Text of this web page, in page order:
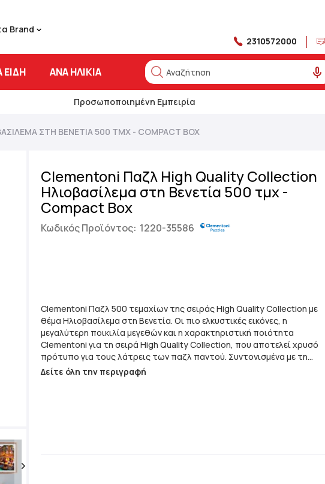
Brand
2310572000
ΕΊΔΗ ΑΝΆ ΗΛΙΚΊΑ
Αναζήτηση
Αναζήτηση
Προσωποποιημένη Εμπειρία
ΣΤΗ ΒΕΝΕΤΊΑ 500 ΤΜΧ - COMPACT BOX
Clementoni Παζλ High Quality Collection
Ηλιοβασίλεμα στη Βενετία 500 τμχ -
Compact Box
Κωδικός Προϊόντος: 1220-35586
Clementoni Παζλ 500 τεμαχίων της σειράς High Quality Collection με
θέμα Ηλιοβασίλεμα στη Βενετία. Οι πιο ελκυστικές εικόνες, η
μεγαλύτερη ποικιλία μεγεθών και η χαρακτηριστική ποιότητα
Clementoni για τη σειρά High Quality Collection, που αποτελεί χρυσό
πρότυπο για τους λάτρεις των παζλ παντού. Συντονισμένα με τη
σημασία της περιβαλλοντικής ευαισθητοποίησης, τα παζλ Clementoni
φτιάχνονται με εκτεταμένη χρήση ανακυκλωμένων υλικών,
Δείτε όλη την περιγραφή